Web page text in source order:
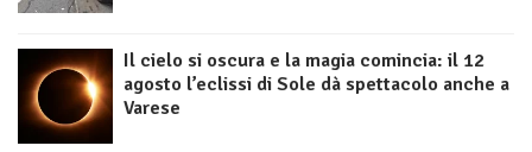
Il cielo si oscura e la magia comincia: il 12
agosto l’eclissi di Sole dà spettacolo anche a
Varese